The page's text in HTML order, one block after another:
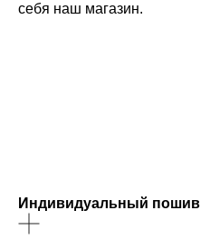
себя наш магазин.
Индивидуальный пошив